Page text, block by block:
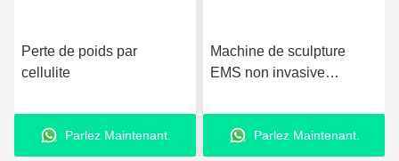
Perte de poids par
cellulite
Parlez Maintenant.
Machine de sculpture
EMS non invasive
musculaire indolore
Parlez Maintenant.